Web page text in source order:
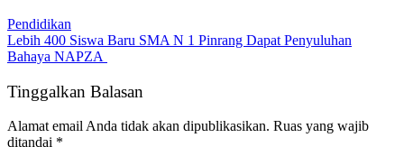
Pendidikan
Lebih 400 Siswa Baru SMA N 1 Pinrang Dapat Penyuluhan
Bahaya NAPZA
Tinggalkan Balasan
Alamat email Anda tidak akan dipublikasikan. Ruas yang wajib
ditandai *